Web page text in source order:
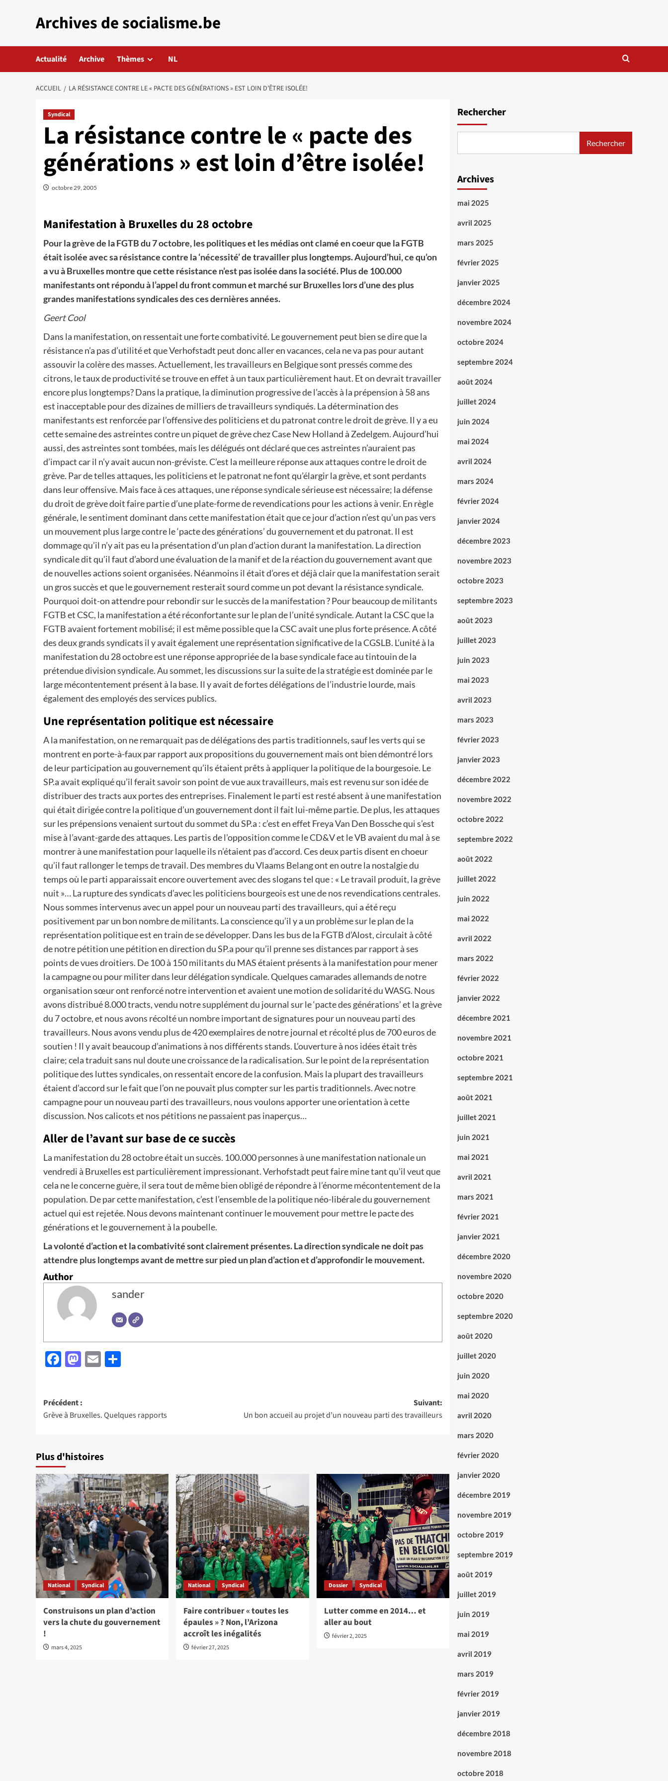
Archives de socialisme.be
Actualité Archive Thèmes NL
ACCUEIL LA RÉSISTANCE CONTRE LE « PACTE DES GÉNÉRATIONS » EST LOIN D’ÊTRE ISOLÉE!
Syndical
La résistance contre le « pacte des
générations » est loin d’être isolée!
octobre 29, 2005
Manifestation à Bruxelles du 28 octobre
Pour la grève de la FGTB du 7 octobre, les politiques et les médias ont clamé en coeur que la FGTB
était isolée avec sa résistance contre la ‘nécessité’ de travailler plus longtemps. Aujourd’hui, ce qu’on
a vu à Bruxelles montre que cette résistance n’est pas isolée dans la société.Plus de 100.000
manifestants ont répondu à l’appel du front commun et marché sur Bruxelles lors d’une des plus
grandes manifestations syndicales des ces dernières années.
Geert Cool
Dans la manifestation, on ressentait une forte combativité. Le gouvernement peut bien se dire que la
résistance n’a pas d’utilité et que Verhofstadt peut donc aller en vacances, cela ne va pas pour autant
assouvir la colère des masses. Actuellement, les travailleurs en Belgique sont pressés comme des
citrons, le taux de productivité se trouve en effet à un taux particulièrement haut. Et on devrait travailler
encore plus longtemps? Dans la pratique, la diminution progressive de l’accès à la prépension à 58 ans
est inacceptable pour des dizaines de milliers de travailleurs syndiqués. La détermination des
manifestants est renforcée par l’offensive des politiciens et du patronat contre le droit de grève. Il y a eu
cette semaine des astreintes contre un piquet de grève chez Case New Holland à Zedelgem. Aujourd’hui
aussi, des astreintes sont tombées, mais les délégués ont déclaré que ces astreintes n’auraient pas
d’impact car il n’y avait aucun non-gréviste. C’est la meilleure réponse aux attaques contre le droit de
grève. Par de telles attaques, les politiciens et le patronat ne font qu’élargir la grève, et sont perdants
dans leur offensive. Mais face à ces attaques, une réponse syndicale sérieuse est nécessaire; la défense
du droit de grève doit faire partie d’une plate-forme de revendications pour les actions à venir. En règle
générale, le sentiment dominant dans cette manifestation était que ce jour d’action n’est qu’un pas vers
un mouvement plus large contre le ‘pacte des générations’ du gouvernement et du patronat. Il est
dommage qu’il n’y ait pas eu la présentation d’un plan d’action durant la manifestation. La direction
syndicale dit qu’il faut d’abord une évaluation de la manif et de la réaction du gouvernement avant que
de nouvelles actions soient organisées. Néanmoins il était d’ores et déjà clair que la manifestation serait
un gros succès et que le gouvernement resterait sourd comme un pot devant la résistance syndicale.
Pourquoi doit-on attendre pour rebondir sur le succès de la manifestation ? Pour beaucoup de militants
FGTB et CSC, la manifestation a été réconfortante sur le plan de l’unité syndicale. Autant la CSC que la
FGTB avaient fortement mobilisé; il est même possible que la CSC avait une plus forte présence. A côté
des deux grands syndicats il y avait également une représentation significative de la CGSLB. L’unité à la
manifestation du 28 octobre est une réponse appropriée de la base syndicale face au tintouin de la
prétendue division syndicale. Au sommet, les discussions sur la suite de la stratégie est dominée par le
large mécontentement présent à la base. Il y avait de fortes délégations de l’industrie lourde, mais
également des employés des services publics.
Une représentation politique est nécessaire
A la manifestation, on ne remarquait pas de délégations des partis traditionnels, sauf les verts qui se
montrent en porte-à-faux par rapport aux propositions du gouvernement mais ont bien démontré lors
de leur participation au gouvernement qu’ils étaient prêts à appliquer la politique de la bourgesoie. Le
SP.a avait expliqué qu’il ferait savoir son point de vue aux travailleurs, mais est revenu sur son idée de
distribuer des tracts aux portes des entreprises. Finalement le parti est resté absent à une manifestation
qui était dirigée contre la politique d’un gouvernement dont il fait lui-même partie. De plus, les attaques
sur les prépensions venaient surtout du sommet du SP.a : c’est en effet Freya Van Den Bossche qui s’est
mise à l’avant-garde des attaques. Les partis de l’opposition comme le CD&V et le VB avaient du mal à se
montrer à une manifestation pour laquelle ils n’étaient pas d’accord. Ces deux partis disent en choeur
qu’il faut rallonger le temps de travail. Des membres du Vlaams Belang ont en outre la nostalgie du
temps où le parti apparaissait encore ouvertement avec des slogans tel que : « Le travail produit, la grève
nuit »… La rupture des syndicats d’avec les politiciens bourgeois est une de nos revendications centrales.
Nous sommes intervenus avec un appel pour un nouveau parti des travailleurs, qui a été reçu
positivement par un bon nombre de militants. La conscience qu’il y a un problème sur le plan de la
représentation politique est en train de se développer. Dans les bus de la FGTB d’Alost, circulait à côté
de notre pétition une pétition en direction du SP.a pour qu’il prenne ses distances par rapport à ses
points de vues droitiers. De 100 à 150 militants du MAS étaient présents à la manifestation pour mener
la campagne ou pour militer dans leur délégation syndicale. Quelques camarades allemands de notre
organisation sœur ont renforcé notre intervention et avaient une motion de solidarité du WASG. Nous
avons distribué 8.000 tracts, vendu notre supplément du journal sur le ‘pacte des générations’ et la grève
du 7 octobre, et nous avons récolté un nombre important de signatures pour un nouveau parti des
travailleurs. Nous avons vendu plus de 420 exemplaires de notre journal et récolté plus de 700 euros de
soutien ! Il y avait beaucoup d’animations à nos différents stands. L’ouverture à nos idées était très
claire; cela traduit sans nul doute une croissance de la radicalisation. Sur le point de la représentation
politique des luttes syndicales, on ressentait encore de la confusion. Mais la plupart des travailleurs
étaient d’accord sur le fait que l’on ne pouvait plus compter sur les partis traditionnels. Avec notre
campagne pour un nouveau parti des travailleurs, nous voulons apporter une orientation à cette
discussion. Nos calicots et nos pétitions ne passaient pas inaperçus…
Aller de l’avant sur base de ce succès
La manifestation du 28 octobre était un succès. 100.000 personnes à une manifestation nationale un
vendredi à Bruxelles est particulièrement impressionant. Verhofstadt peut faire mine tant qu’il veut que
cela ne le concerne guère, il sera tout de même bien obligé de répondre à l’énorme mécontentement de la
population. De par cette manifestation, c’est l’ensemble de la politique néo-libérale du gouvernement
actuel qui est rejetée. Nous devons maintenant continuer le mouvement pour mettre le pacte des
générations et le gouvernement à la poubelle.
La volonté d’action et la combativité sont clairement présentes. La direction syndicale ne doit pas
attendre plus longtemps avant de mettre sur pied un plan d’action et d’approfondir le mouvement.
Author
sander
Facebook
Mastodon
Email
Navigation
d’article
Précédent :
Grève à Bruxelles. Quelques rapports
Suivant:
Un bon accueil au projet d’un nouveau parti des travailleurs
Plus d'histoires
National Syndical
Construisons un plan d’action
vers la chute du gouvernement
!
mars 4, 2025
National Syndical
Faire contribuer « toutes les
épaules » ? Non, l’Arizona
accroît les inégalités
février 27, 2025
Dossier Syndical
Lutter comme en 2014… et
aller au bout
février 2, 2025
Rechercher
Rechercher
Archives
mai 2025
avril 2025
mars 2025
février 2025
janvier 2025
décembre 2024
novembre 2024
octobre 2024
septembre 2024
août 2024
juillet 2024
juin 2024
mai 2024
avril 2024
mars 2024
février 2024
janvier 2024
décembre 2023
novembre 2023
octobre 2023
septembre 2023
août 2023
juillet 2023
juin 2023
mai 2023
avril 2023
mars 2023
février 2023
janvier 2023
décembre 2022
novembre 2022
octobre 2022
septembre 2022
août 2022
juillet 2022
juin 2022
mai 2022
avril 2022
mars 2022
février 2022
janvier 2022
décembre 2021
novembre 2021
octobre 2021
septembre 2021
août 2021
juillet 2021
juin 2021
mai 2021
avril 2021
mars 2021
février 2021
janvier 2021
décembre 2020
novembre 2020
octobre 2020
septembre 2020
août 2020
juillet 2020
juin 2020
mai 2020
avril 2020
mars 2020
février 2020
janvier 2020
décembre 2019
novembre 2019
octobre 2019
septembre 2019
août 2019
juillet 2019
juin 2019
mai 2019
avril 2019
mars 2019
février 2019
janvier 2019
décembre 2018
novembre 2018
octobre 2018